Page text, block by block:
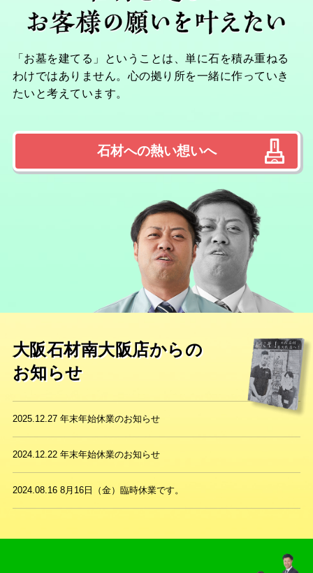
「お墓を建てる」ということは、単に石を積み重ねる
わけではありません。心の拠り所を一緒に作っていき
たいと考えています。
石材への熱い想いへ
大阪石材南大阪店からの
お知らせ
2025.12.27 年末年始休業のお知らせ
2024.12.22 年末年始休業のお知らせ
2024.08.16 8月16日（金）臨時休業です。